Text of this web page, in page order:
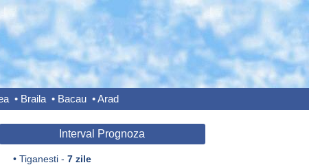
• Braila • Bacau •Arad
Interval Prognoza
• Tiganesti - 7 zile